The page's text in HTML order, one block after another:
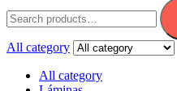
All category
All category